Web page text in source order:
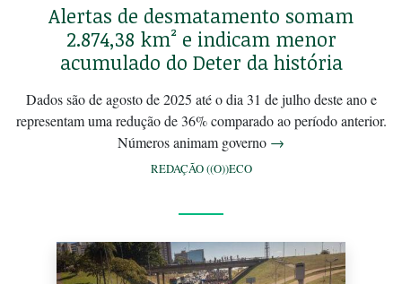
Alertas de desmatamento somam
2.874,38 km² e indicam menor
acumulado do Deter da história
Dados são de agosto de 2025 até o dia 31 de julho deste ano e
representam uma redução de 36% comparado ao período anterior.
Números animam governo →
REDAÇÃO ((O))ECO